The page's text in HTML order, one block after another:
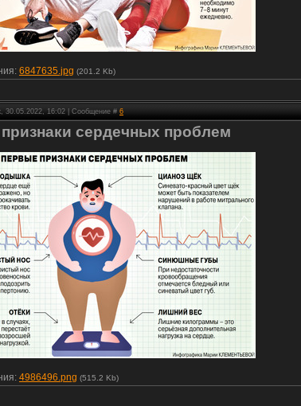
6847635.jpg (201.2 Kb)
30.05.2022, 16:02 | Сообщение # 6
сердечных проблем
4986496.png (515.2 Kb)